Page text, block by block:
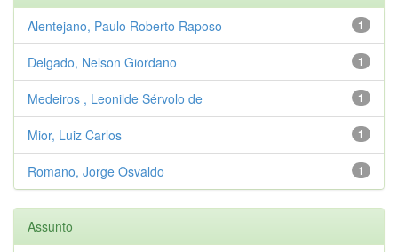
1
Alentejano, Paulo Roberto Raposo
1
Delgado, Nelson Giordano
1
Medeiros , Leonilde Sérvolo de
1
Mior, Luiz Carlos
1
Romano, Jorge Osvaldo
Assunto